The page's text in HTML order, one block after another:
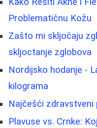
Problematičnu Kožu
Zašto mi skljočaju
skljoctanje zglobova
Nordijsko hodanje -
kilograma
Najčešći zdravstveni
Plavuse vs. Crnke: